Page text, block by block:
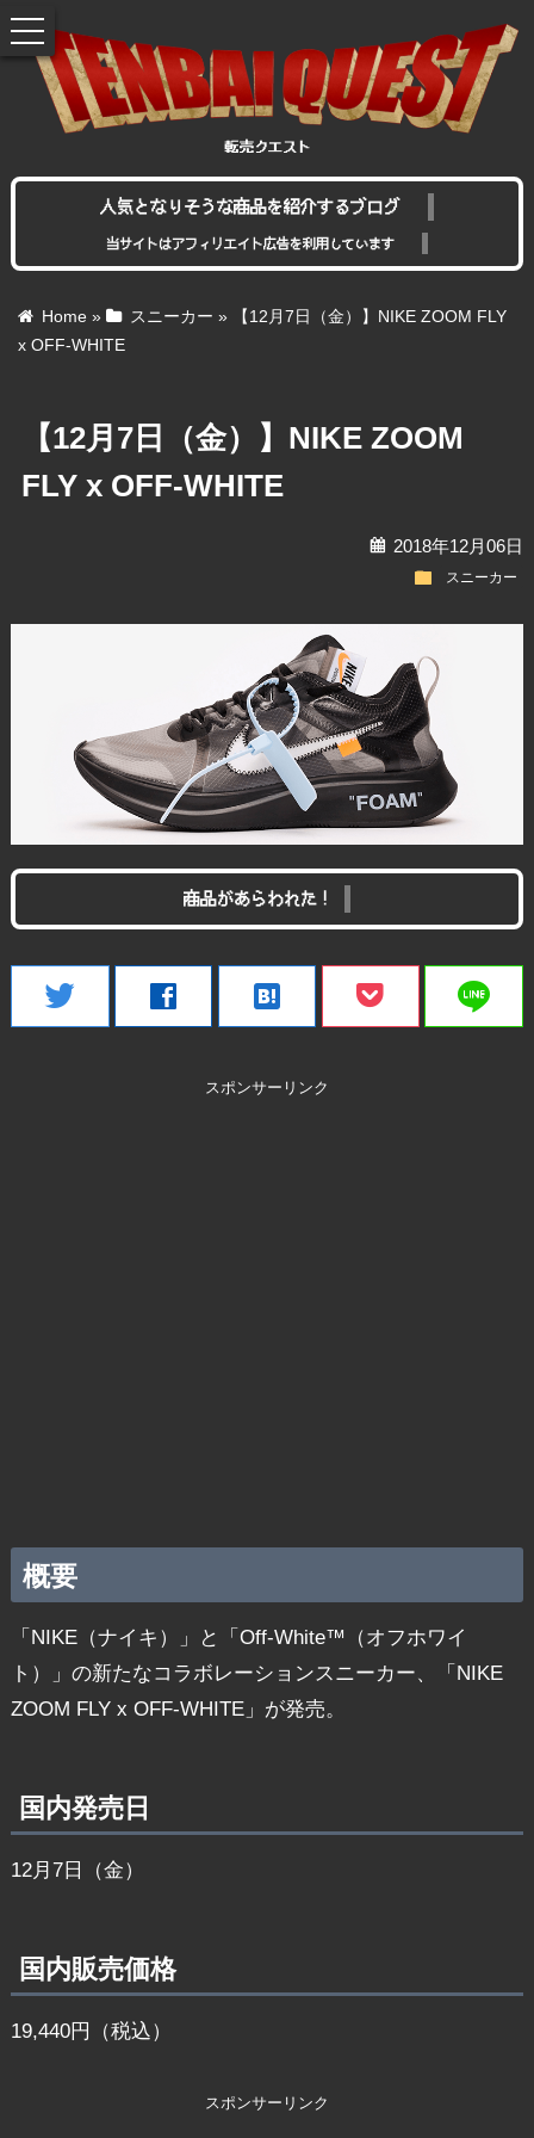
人気となりそうな商品を紹介するブログ
当サイトはアフィリエイト広告を利用しています
Home » スニーカー »
【12月7日（金）】NIKE ZOOM FLY
x OFF-WHITE
【12月7日（金）】NIKE ZOOM
FLY x OFF-WHITE
calendar2018年12月06日
folder スニーカー
商品があらわれた！
twitter facebook hatenabookmark line
スポンサーリンク
概要
「NIKE（ナイキ）」と「Off-White™（オフホワイ
ト）」の新たなコラボレーションスニーカー、「NIKE
ZOOM FLY x OFF-WHITE」が発売。
国内発売日
12月7日（金）
国内販売価格
19,440円（税込）
スポンサーリンク
toggle
navigation